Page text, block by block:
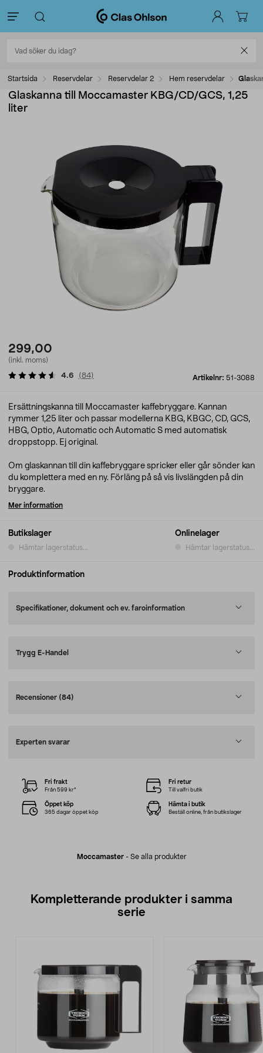
Startsida Reservdelar Reservdelar 2 Hem reservdelar
Glaskanna till Moccamaster KBG/CD/GCS, 1,25
liter
299,00
(inkl. moms)
Artikelnr: 51-3088
4.6 (84)
Butikslager
Hämtar lagerstatus...
Onlinelager
Hämtar lagerstatus...
Ersättningskanna till Moccamaster kaffebryggare. Kannan
rymmer 1,25 liter och passar modellerna KBG, KBGC, CD, GCS,
HBG, Optio, Automatic och Automatic S med automatisk
droppstopp. Ej original.
Om glaskannan till din kaffebryggare spricker eller går sönder kan
du komplettera med en ny. Förläng på så vis livslängden på din
bryggare.
Mer information
Produktinformation
Specifikationer, dokument och ev. faroinformation
Trygg E-Handel
Recensioner (84)
Experten svarar
Moccamaster- Se alla produkter
Fri frakt
Från 599 kr*
Fri retur
Till valfri butik
Öppet köp
365 dagar öppet köp
Hämta i butik
Beställ online, från butikslager
Kompletterande produkter i samma
serie